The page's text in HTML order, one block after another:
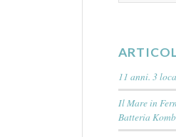
11 anni. 3
Il Mare in
Batteria